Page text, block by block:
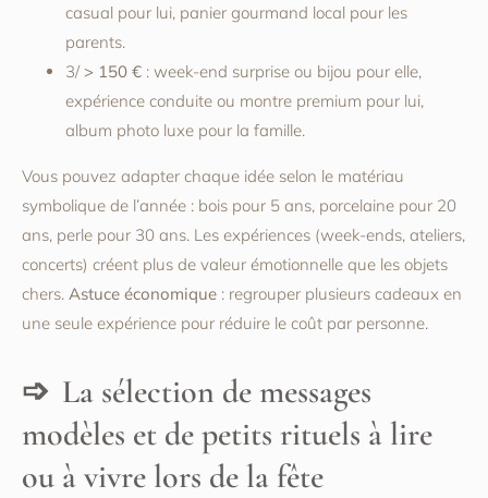
casual pour lui, panier gourmand local pour les
parents.
3/> 150 € : week-end surprise ou bijou pour elle,
expérience conduite ou montre premium pour lui,
album photo luxe pour la famille.
Vous pouvez adapter chaque idée selon le matériau
symbolique de l’année : bois pour 5 ans, porcelaine pour 20
ans, perle pour 30 ans. Les expériences (week-ends, ateliers,
concerts) créent plus de valeur émotionnelle que les objets
chers. Astuce économique : regrouper plusieurs cadeaux en
une seule expérience pour réduire le coût par personne.
La sélection de messages
modèles et de petits rituels à lire
ou à vivre lors de la fête